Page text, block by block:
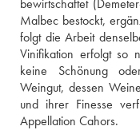
bewirtschaftet
Malbec bestockt,
folgt die Arbeit
Vinifikation erfolgt so
keine Schönung
Weingut, dessen
und ihrer Finesse
Appellation Cahors.